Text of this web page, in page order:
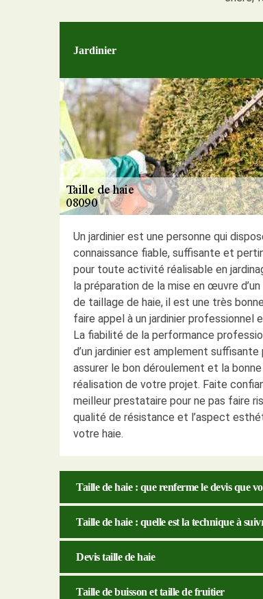
Jardinier
Un jardinier est une personne qui
connaissance fiable, suffisante et
pour toute activité réalisable en
la préparation de la mise en œuvre
de taillage de haie, il est une très
faire appel à un jardinier professionnel
La fiabilité de la performance
d’un jardinier est amplement suffisante
assurer le bon déroulement et la bonne
réalisation de votre projet. Faite
meilleur prestataire pour ne pas faire
qualité de résistance et l’aspect
votre haie.
Taille de haie : que renferme le devis que
Taille de haie : quelle est la technique à
Devis taille de haie
Taille de buisson et taille de fruitier